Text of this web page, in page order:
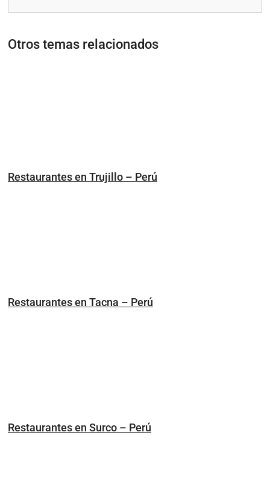
Otros temas relacionados
Restaurantes en Trujillo – Perú
Restaurantes en Tacna – Perú
Restaurantes en Surco – Perú